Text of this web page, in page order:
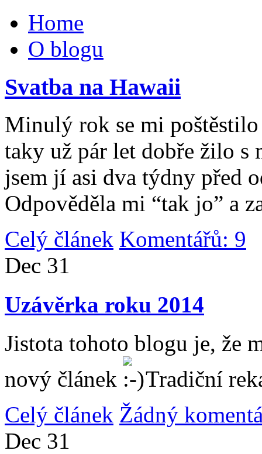
Home
O blogu
Svatba na Hawaii
Minulý rok se mi
taky už pár let dobře žilo
jsem jí asi dva týdny před
Odpověděla mi “tak jo” a
Celý článek Komentářů: 9
Dec 31
Uzávěrka roku 2014
Jistota tohoto blogu je, že
nový článek
Tradiční
Celý článek Žádný
Dec 31